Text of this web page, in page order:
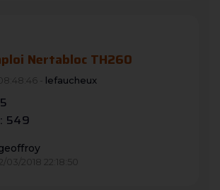
Nertabloc TH260
- lefaucheux
549
03/2018 22:18:50